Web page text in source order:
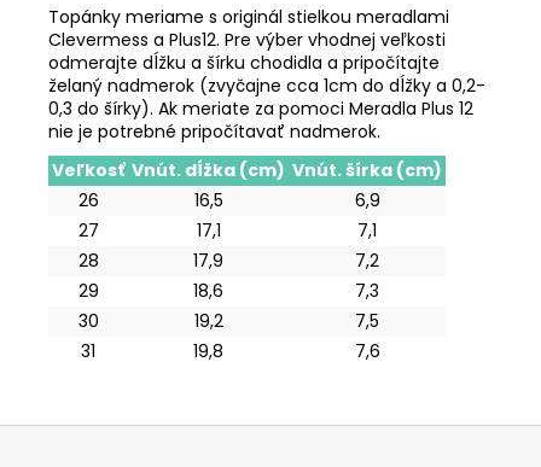
Topánky meriame s originál stielkou meradlami
Clevermess a Plus12. Pre výber vhodnej veľkosti
odmerajte dĺžku a šírku chodidla a pripočítajte
želaný nadmerok (zvyčajne cca 1cm do dĺžky a 0,2-
0,3 do šírky). Ak meriate za pomoci Meradla Plus 12
nie je potrebné pripočítavať nadmerok.
Veľkosť Vnút. dĺžka (cm) Vnút. šírka (cm)
26
16,5
6,9
27
17,1
7,1
28
17,9
7,2
29
18,6
7,3
30
19,2
7,5
31
19,8 7,6
Z